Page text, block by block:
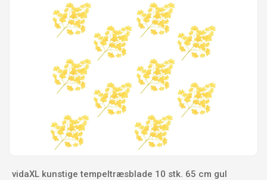
vidaXL kunstige tempeltræsblade 10 stk. 65 cm gul